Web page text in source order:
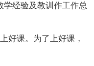
学经验及教训作工作总
课。为了上好课，